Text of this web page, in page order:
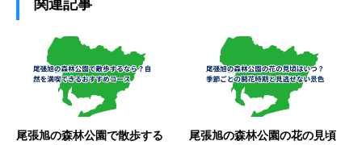
関連記事
尾張旭の森林公園で散歩する
尾張旭の森林公園の花の見頃